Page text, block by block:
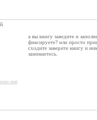
или
а вы книгу заведите и
фиксируете? или просто
сходите заверите книгу и
занимаетесь.